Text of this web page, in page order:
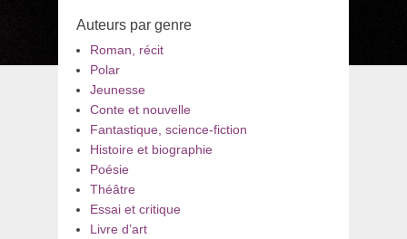
Auteurs par genre
Roman, récit
Polar
Jeunesse
Conte et nouvelle
Fantastique, science-fiction
Histoire et biographie
Poésie
Théâtre
Essai et critique
Livre d’art